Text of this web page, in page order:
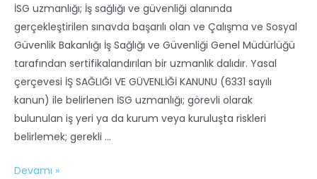
İSG uzmanlığı; İş sağlığı ve güvenliği alanında
gerçekleştirilen sınavda başarılı olan ve Çalışma ve Sosyal
Güvenlik Bakanlığı İş Sağlığı ve Güvenliği Genel Müdürlüğü
tarafından sertifikalandırılan bir uzmanlık dalıdır. Yasal
çerçevesi İŞ SAĞLIĞI VE GÜVENLİĞİ KANUNU (6331 sayılı
kanun) ile belirlenen İSG uzmanlığı; görevli olarak
bulunulan iş yeri ya da kurum veya kuruluşta riskleri
belirlemek; gerekli …
Devamı »